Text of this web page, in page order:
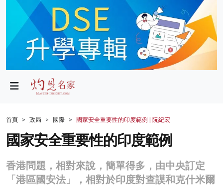
政局
財經
生活
商業
首頁 政局 國際 國家安全重要性的印度範例 | 阮紀宏
國家安全重要性的印度範例
香港問題，相對來說，簡單得多，由中央訂定
「港區國安法」，相對於印度對查謨和克什米爾